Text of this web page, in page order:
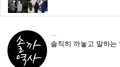
솔직히 까놓고 말하는